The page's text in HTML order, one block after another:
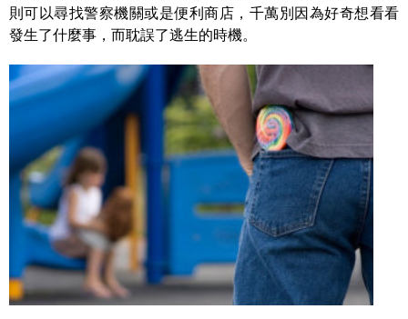
則可以尋找警察機關或是便利商店，千萬別因為好奇想看看
發生了什麼事，而耽誤了逃生的時機。